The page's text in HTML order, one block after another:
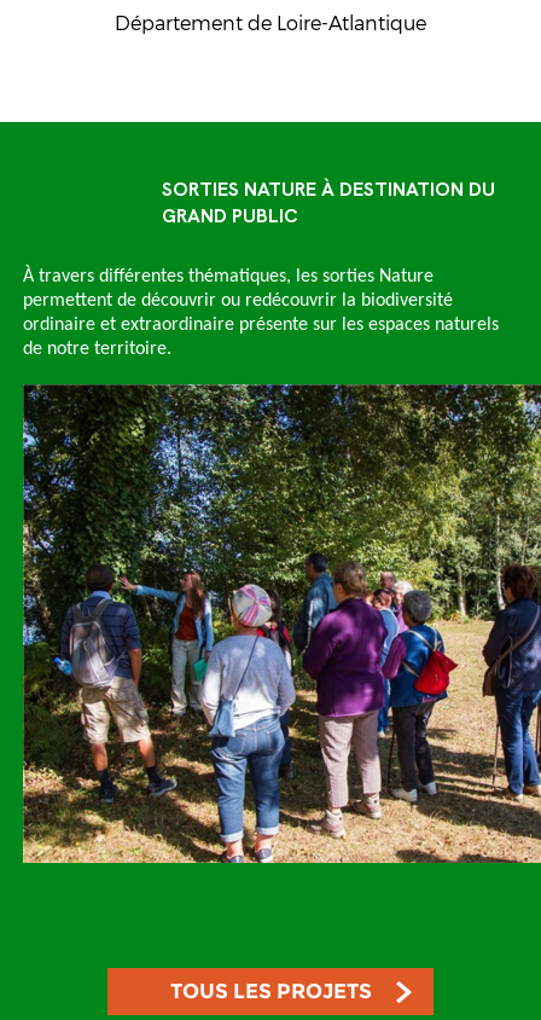
Département de Loire-Atlantique
SORTIES NATURE À DESTINATION DU
GRAND PUBLIC
À travers différentes thématiques, les sorties Nature
permettent de découvrir ou redécouvrir la biodiversité
ordinaire et extraordinaire présente sur les espaces naturels
de notre territoire.
TOUS LES PROJETS